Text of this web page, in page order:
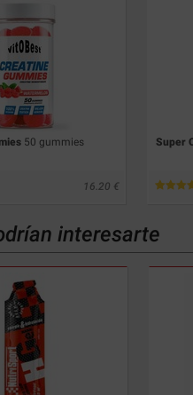
50 gummies
16.20
Super
interesarte